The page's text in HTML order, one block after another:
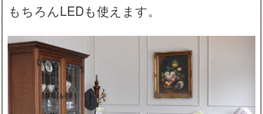
もちろんLEDも使えます。